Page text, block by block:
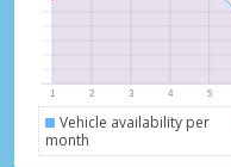
Vehicle availability per
month